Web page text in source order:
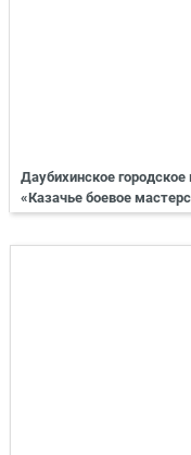
Даубихинское
«Казачье боевое